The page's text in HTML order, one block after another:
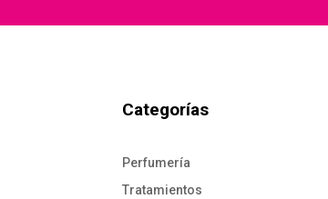
Categorías
Perfumería
Tratamientos